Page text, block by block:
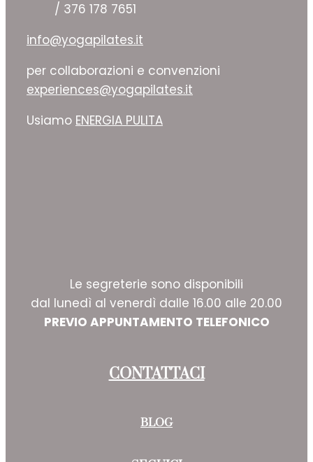
/ 376 178 7651
info@yogapilates.it
per collaborazioni e convenzioni
experiences@yogapilates.it
Usiamo ENERGIA PULITA
Le segreterie sono disponibili
dal lunedì al venerdì dalle 16.00 alle 20.00
PREVIO APPUNTAMENTO TELEFONICO
CONTATTACI
BLOG